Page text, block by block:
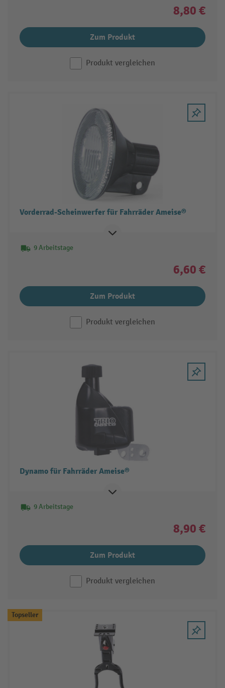
8,80 €
Zum Produkt
Produkt vergleichen
Vorderrad-Scheinwerfer für Fahrräder Ameise®
9 Arbeitstage
6,60 €
Zum Produkt
Produkt vergleichen
Dynamo für Fahrräder Ameise®
9 Arbeitstage
8,90 €
Zum Produkt
Produkt vergleichen
Topseller